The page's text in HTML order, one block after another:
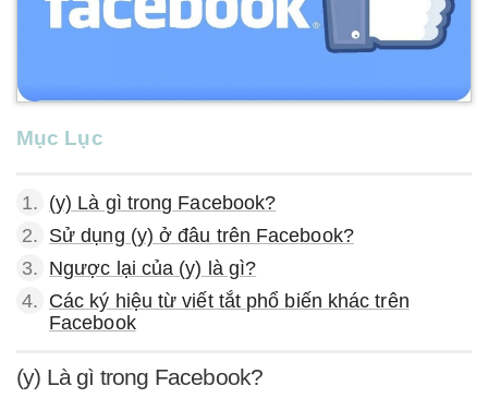
Mục Lục
1. (y) Là gì trong Facebook?
2. Sử dụng (y) ở đâu trên Facebook?
3. Ngược lại của (y) là gì?
4. Các ký hiệu từ viết tắt phổ biến khác trên
Facebook
(y) Là gì trong Facebook?